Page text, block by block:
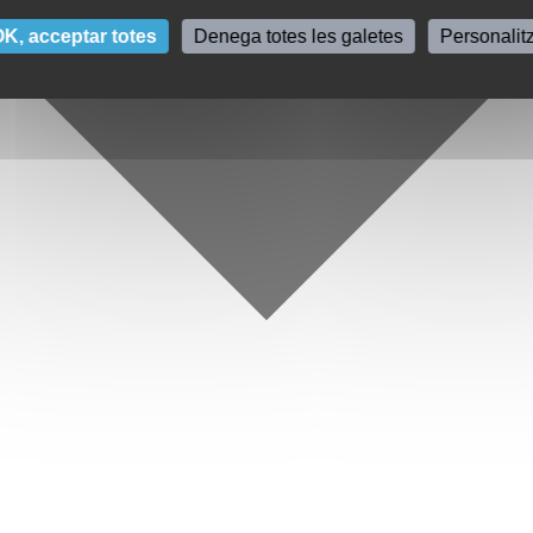
acceptar totes Denega totes les galetes